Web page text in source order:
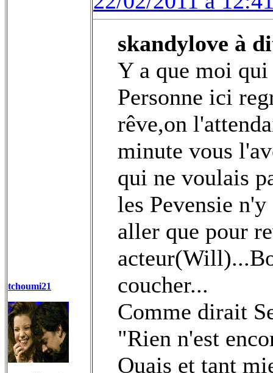
tchoumi21
skandylove à
Y a que moi
Personne ici
rêve,on
minute vous
qui ne voulais
les Pevensie
aller que pour
coucher...
Comme dirait
"Rien n'est
Ouais et tant